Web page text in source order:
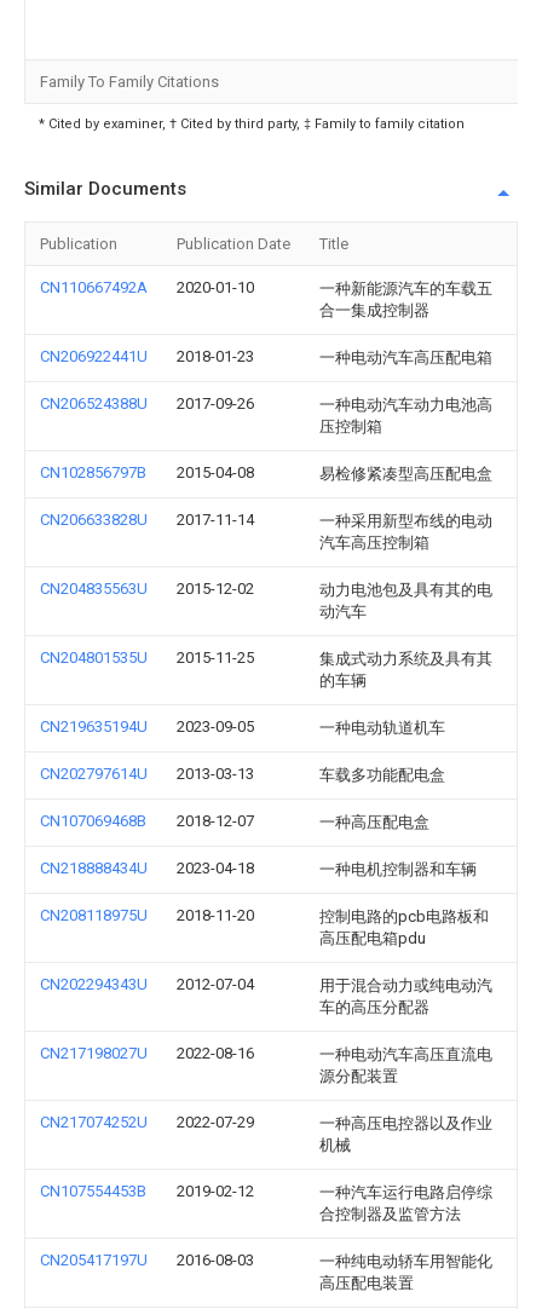
Family To Family Citations
* Cited by examiner, † Cited by third party, ‡ Family to family citation
Similar Documents
Publication Publication Date Title
CN110667492A 2020-01-10
一种新能源汽车的车载五
合一集成控制器
CN206922441U 2018-01-23 一种电动汽车高压配电箱
CN206524388U 2017-09-26
一种电动汽车动力电池高
压控制箱
CN102856797B 2015-04-08 易检修紧凑型高压配电盒
CN206633828U 2017-11-14
一种采用新型布线的电动
汽车高压控制箱
CN204835563U 2015-12-02
动力电池包及具有其的电
动汽车
CN204801535U 2015-11-25
集成式动力系统及具有其
的车辆
CN219635194U 2023-09-05 一种电动轨道机车
CN202797614U 2013-03-13 车载多功能配电盒
CN107069468B 2018-12-07 一种高压配电盒
CN218888434U 2023-04-18 一种电机控制器和车辆
CN208118975U 2018-11-20
控制电路的pcb电路板和
高压配电箱pdu
CN202294343U 2012-07-04
用于混合动力或纯电动汽
车的高压分配器
CN217198027U 2022-08-16
一种电动汽车高压直流电
源分配装置
CN217074252U 2022-07-29
一种高压电控器以及作业
机械
CN107554453B 2019-02-12
一种汽车运行电路启停综
合控制器及监管方法
CN205417197U 2016-08-03
一种纯电动轿车用智能化
高压配电装置